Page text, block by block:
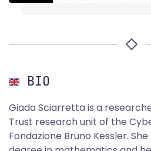
BIO
Giada Sciarretta is a
Trust research unit of the
Fondazione Bruno Kessler.